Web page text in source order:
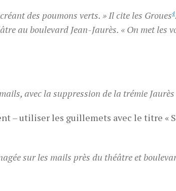
des poumons verts. » Il cite les Groues4
au boulevard Jean-Jaurès. « On met les
avec la suppression de la trémie Jaurès
– utiliser les guillemets avec le titre «
sur les mails près du théâtre et